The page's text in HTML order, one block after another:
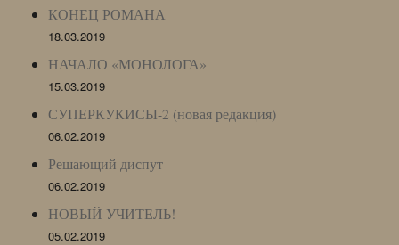
КОНЕЦ РОМАНА
18.03.2019
НАЧАЛО «МОНОЛОГА»
15.03.2019
СУПЕРКУКИСЫ-2 (новая редакция)
06.02.2019
Решающий диспут
06.02.2019
НОВЫЙ УЧИТЕЛЬ!
05.02.2019